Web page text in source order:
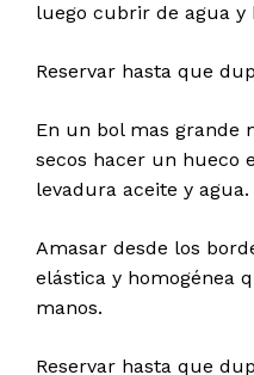
luego cubrir de agua y
Reservar hasta que
En un bol mas grande
secos hacer un hueco
levadura aceite y agua.
Amasar desde los
elástica y homogénea
manos.
Reservar hasta que